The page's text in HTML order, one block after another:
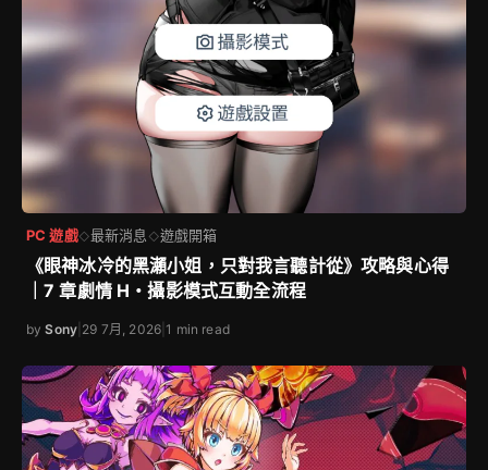
PC 遊戲◇最新消息 ◇遊戲開箱
《眼神冰冷的黑瀨小姐，只對我言聽計從》攻略與心得
｜7 章劇情 H・攝影模式互動全流程
bySony 29 7月, 2026 |1 min read